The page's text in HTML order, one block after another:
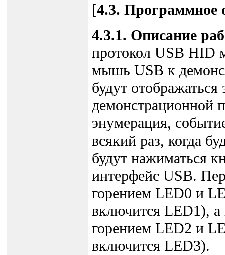
[4.3. Программное
4.3.1. Описание
протокол USB HID
мышь USB к
будут
демонстрационной
энумерация,
всякий раз, когда
будут нажиматься
интерфейс USB.
горением LED0 и
включится LED1), а
горением LED2 и
включится LED3).